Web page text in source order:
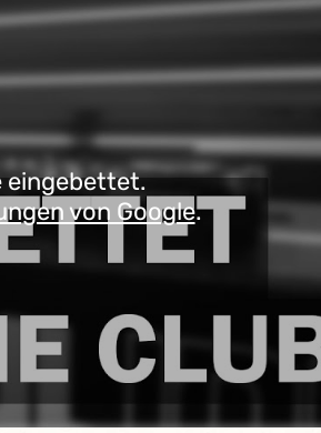
eingebettet.
von Google.